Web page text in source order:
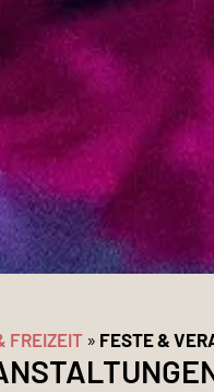
FREIZEIT » FESTE &